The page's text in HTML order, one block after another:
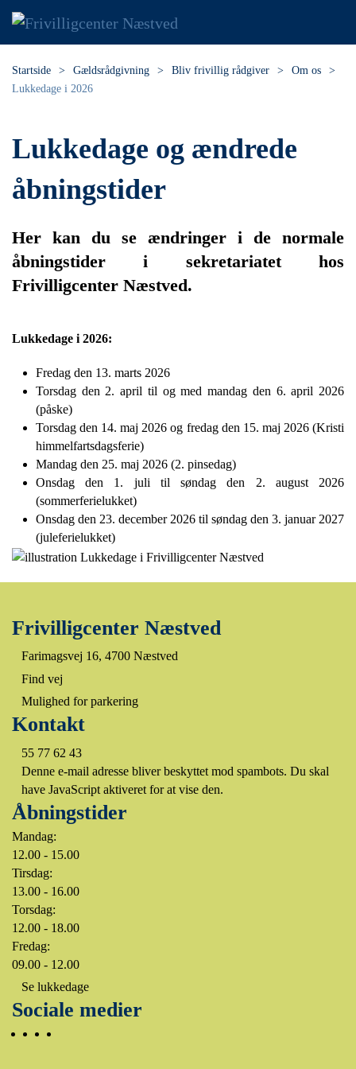
Skip to main content
Startside Gældsrådgivning Bliv frivillig rådgiver
Om os
Lukkedage i 2026
Lukkedage og ændrede
åbningstider
Her kan du se ændringer i de normale
åbningstider i sekretariatet hos
Frivilligcenter Næstved.
Lukkedage i 2026:
Fredag den 13. marts 2026
Torsdag den 2. april til og med mandag den 6. april 2026
(påske)
Torsdag den 14. maj 2026 og fredag den 15. maj 2026 (Kristi
himmelfartsdagsferie)
Mandag den 25. maj 2026 (2. pinsedag)
Onsdag den 1. juli til søndag den 2. august 2026
(sommerferielukket)
Onsdag den 23. december 2026 til søndag den 3. januar 2027
(juleferielukket)
Frivilligcenter Næstved
Farimagsvej 16, 4700 Næstved
Find vej
Mulighed for parkering
Kontakt
55 77 62 43
Denne e-mail adresse bliver beskyttet mod spambots. Du skal
have JavaScript aktiveret for at vise den.
Åbningstider
Mandag:
12.00 - 15.00
Tirsdag:
13.00 - 16.00
Torsdag:
12.00 - 18.00
Fredag:
09.00 - 12.00
Se lukkedage
Sociale medier